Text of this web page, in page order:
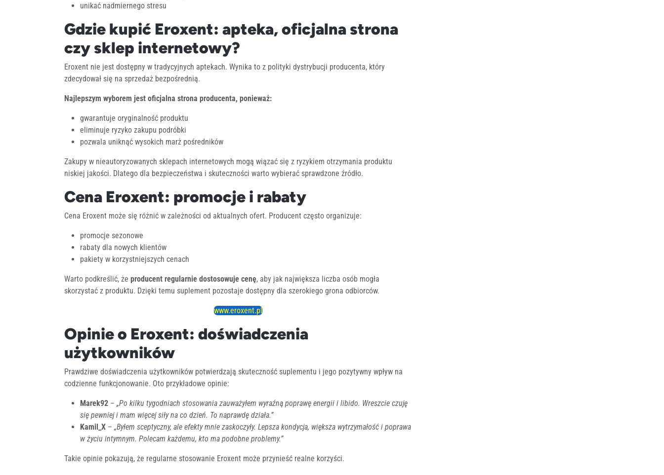
unikać nadmiernego stresu
Gdzie kupić Eroxent: apteka, oficjalna strona
czy sklep internetowy?
Eroxent nie jest dostępny w tradycyjnych aptekach. Wynika to z polityki dystrybucji producenta, który
zdecydował się na sprzedaż bezpośrednią.
Najlepszym wyborem jest oficjalna strona producenta, ponieważ:
gwarantuje oryginalność produktu
eliminuje ryzyko zakupu podróbki
pozwala uniknąć wysokich marż pośredników
Zakupy w nieautoryzowanych sklepach internetowych mogą wiązać się z ryzykiem otrzymania produktu
niskiej jakości. Dlatego dla bezpieczeństwa i skuteczności warto wybierać sprawdzone źródło.
Cena Eroxent: promocje i rabaty
Cena Eroxent może się różnić w zależności od aktualnych ofert. Producent często organizuje:
promocje sezonowe
rabaty dla nowych klientów
pakiety w korzystniejszych cenach
Warto podkreślić, że producent regularnie dostosowuje cenę, aby jak największa liczba osób mogła
skorzystać z produktu. Dzięki temu suplement pozostaje dostępny dla szerokiego grona odbiorców.
www.eroxent.pl
Opinie o Eroxent: doświadczenia
użytkowników
Prawdziwe doświadczenia użytkowników potwierdzają skuteczność suplementu i jego pozytywny wpływ na
codzienne funkcjonowanie. Oto przykładowe opinie:
Marek92 – „Po kilku tygodniach stosowania zauważyłem wyraźną poprawę energii i libido. Wreszcie czuję
się pewniej i mam więcej siły na co dzień. To naprawdę działa.”
Kamil_X – „Byłem sceptyczny, ale efekty mnie zaskoczyły. Lepsza kondycja, większa wytrzymałość i poprawa
w życiu intymnym. Polecam każdemu, kto ma podobne problemy.”
Takie opinie pokazują, że regularne stosowanie Eroxent może przynieść realne korzyści.